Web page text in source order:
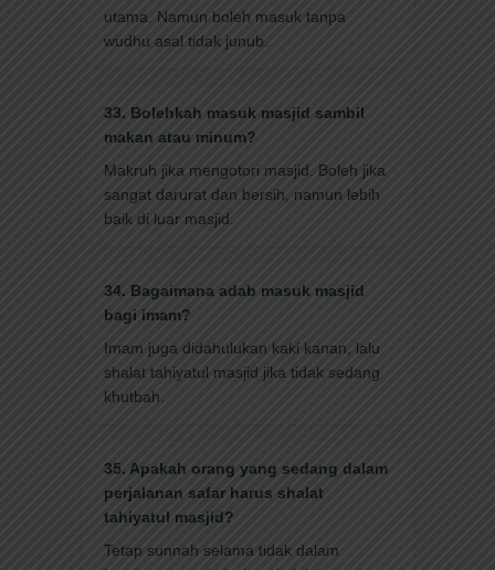
utama. Namun boleh masuk tanpa
wudhu asal tidak junub.
33. Bolehkah masuk masjid sambil
makan atau minum?
Makruh jika mengotori masjid. Boleh jika
sangat darurat dan bersih, namun lebih
baik di luar masjid.
34. Bagaimana adab masuk masjid
bagi imam?
Imam juga didahulukan kaki kanan, lalu
shalat tahiyatul masjid jika tidak sedang
khutbah.
35. Apakah orang yang sedang dalam
perjalanan safar harus shalat
tahiyatul masjid?
Tetap sunnah selama tidak dalam